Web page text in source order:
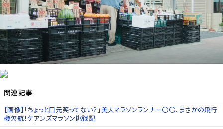
関連記事
【画像】「ちょっと口元笑ってない？」美人マラソンランナー〇〇、まさかの飛行
機欠航！ケアンズマラソン挑戦記